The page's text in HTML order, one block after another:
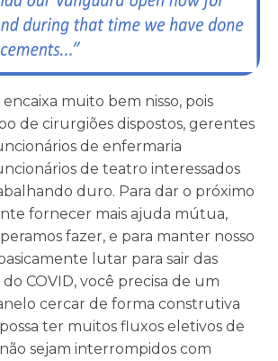
muito bem nisso, pois
de cirurgiões dispostos, gerentes
de enfermaria
de teatro interessados
duro. Para dar o próximo
fornecer mais ajuda mútua,
fazer, e para manter nosso
lutar para sair das
COVID, você precisa de um
cercar de forma construtiva
ter muitos fluxos eletivos de
sejam interrompidos com